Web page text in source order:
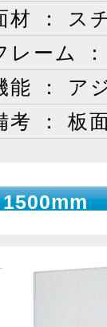
材 ： ス
レーム
能 ： ア
考 ： 板